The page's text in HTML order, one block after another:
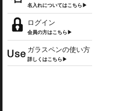
名入れについてはこちら▶
ログイン
会員の方はこちら▶
ガラスペンの使い方
詳しくはこちら▶